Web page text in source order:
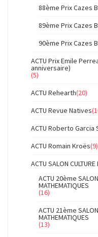
88ème Prix Cazes
89ème Prix Cazes
90ème Prix Cazes
ACTU Prix Emile
anniversaire)
(5)
ACTU Rehearth(20)
ACTU Revue Natives
ACTU Roberto Garcia
ACTU Romain Kroës(9)
ACTU SALON
ACTU 20ème
MATHEMATIQUES
(16)
ACTU 21ème
MATHEMATIQUES
(13)